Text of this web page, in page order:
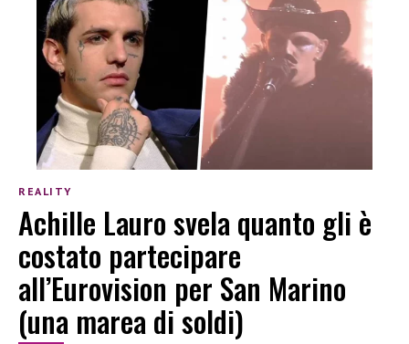
REALITY
Achille Lauro svela quanto gli è
costato partecipare
all’Eurovision per San Marino
(una marea di soldi)